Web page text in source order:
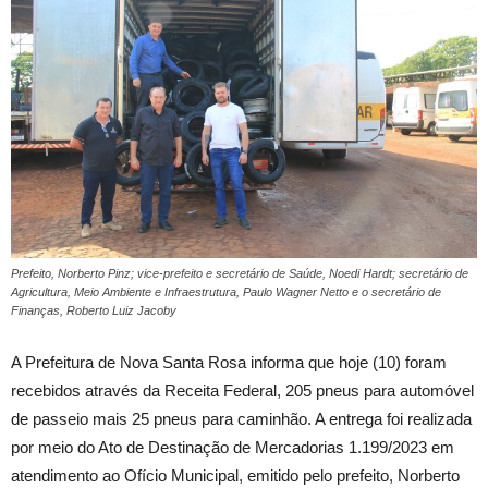
Prefeito, Norberto Pinz; vice-prefeito e secretário de Saúde, Noedi Hardt; secretário de
Agricultura, Meio Ambiente e Infraestrutura, Paulo Wagner Netto e o secretário de
Finanças, Roberto Luiz Jacoby
A Prefeitura de Nova Santa Rosa informa que hoje (10) foram
recebidos através da Receita Federal, 205 pneus para automóvel
de passeio mais 25 pneus para caminhão. A entrega foi realizada
por meio do Ato de Destinação de Mercadorias 1.199/2023 em
atendimento ao Ofício Municipal, emitido pelo prefeito, Norberto